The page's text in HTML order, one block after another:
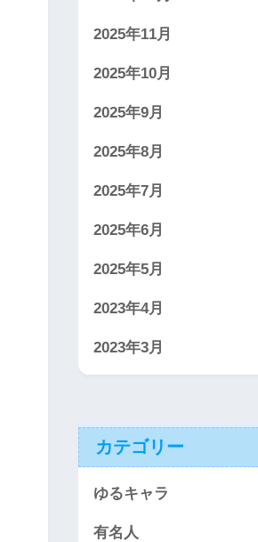
2025年11月
2025年10月
2025年9月
2025年8月
2025年7月
2025年6月
2025年5月
2023年4月
2023年3月
カテゴリー
ゆるキャラ
有名人